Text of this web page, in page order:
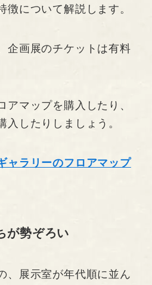
徴について解説します。
企画展のチケットは有料
アマップを購入したり、
入したりしましょう。
ャラリーのフロアマップ
が勢ぞろい
、展示室が年代順に並ん